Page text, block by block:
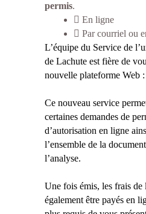
permis.
En ligne
Par courriel ou
L’équipe du Service de
de Lachute est fière de
nouvelle plateforme Web :
Ce nouveau service
certaines demandes de
d’autorisation en ligne
l’ensemble de la
l’analyse.
Une fois émis, les frais de
également être payés en